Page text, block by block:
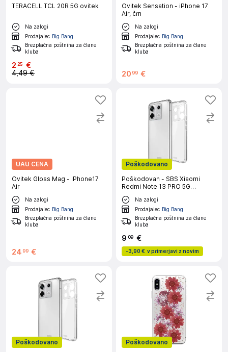
TERACELL TCL 20R 5G ovitek
Na zalogi
Prodajalec Big Bang
Brezplačna poštnina za člane
kluba
2 25 €
4,49 €
Ovitek Sensation - iPhone 17
Air, črn
Na zalogi
Prodajalec Big Bang
Brezplačna poštnina za člane
kluba
20 99 €
UAU CENA
Ovitek Gloss Mag - iPhone17
Air
Na zalogi
Prodajalec Big Bang
Brezplačna poštnina za člane
kluba
24 99 €
Poškodovano
Poškodovan - SBS Xiaomi
Redmi Note 13 PRO 5G
prozoren ovitek
Na zalogi
Prodajalec Big Bang
Brezplačna poštnina za člane
kluba
9 09 €
-3,90 € v primerjavi z novim
Poškodovano
Poškodovano